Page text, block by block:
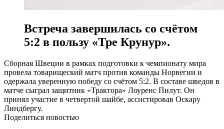
Встреча завершилась со счётом
5:2 в пользу «Тре Крунур».
Сборная Швеции в рамках подготовки к чемпионату мира
провела товарищеский матч против команды Норвегии и
одержала уверенную победу со счётом 5:2. В составе шведов в
матче сыграл защитник «Трактора» Лоуренс Пилут. Он
принял участие в четвертой шайбе, ассистировав Оскару
Линдбергу.
Поделиться новостью